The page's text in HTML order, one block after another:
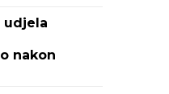
udjela
nakon